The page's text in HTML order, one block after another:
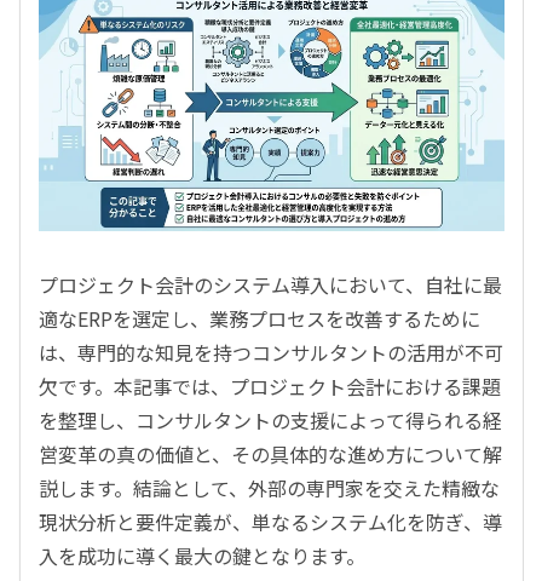
CRM／営業支援／Eコマース
DX（2025年の崖）／クラウドコンピューティング
データ分析／BI
ガバナンス／リスク管理
BPR／業務改善
プロジェクト会計のシステム導入において、自社に最
適なERPを選定し、業務プロセスを改善するために
は、専門的な知見を持つコンサルタントの活用が不可
欠です。本記事では、プロジェクト会計における課題
を整理し、コンサルタントの支援によって得られる経
営変革の真の価値と、その具体的な進め方について解
説します。結論として、外部の専門家を交えた精緻な
現状分析と要件定義が、単なるシステム化を防ぎ、導
入を成功に導く最大の鍵となります。